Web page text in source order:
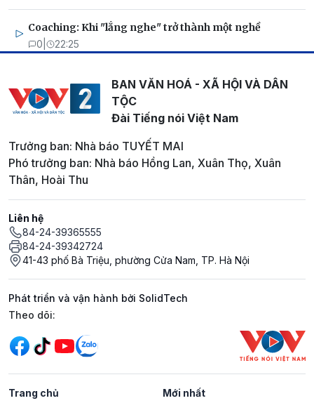
Coaching: Khi "lắng nghe" trở thành một nghề
0 22:25
BAN VĂN HOÁ - XÃ HỘI VÀ DÂN
TỘC
Đài Tiếng nói Việt Nam
Trưởng ban: Nhà báo TUYẾT MAI
Phó trưởng ban: Nhà báo Hồng Lan, Xuân Thọ, Xuân
Thân, Hoài Thu
Liên hệ
84-24-39365555
84-24-39342724
41-43 phố Bà Triệu, phường Cửa Nam, TP. Hà Nội
Phát triển và vận hành bởi SolidTech
Mạng xã hội
Theo dõi:
Trang chủ Mới nhất